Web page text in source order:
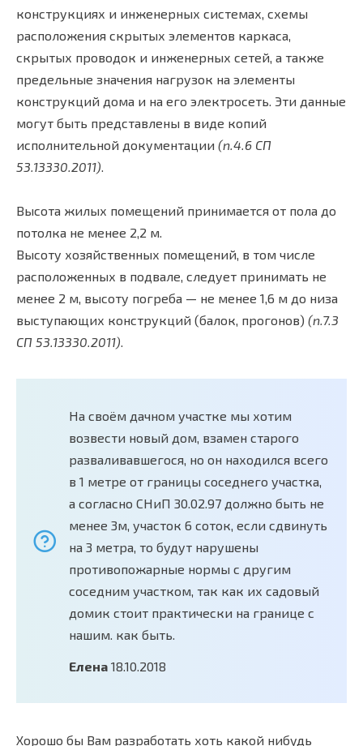
конструкциях и инженерных системах, схемы
расположения скрытых элементов каркаса,
скрытых проводок и инженерных сетей, а также
предельные значения нагрузок на элементы
конструкций дома и на его электросеть. Эти данные
могут быть представлены в виде копий
исполнительной документации (п.4.6 СП
53.13330.2011).
Высота жилых помещений принимается от пола до
потолка не менее 2,2 м.
Высоту хозяйственных помещений, в том числе
расположенных в подвале, следует принимать не
менее 2 м, высоту погреба — не менее 1,6 м до низа
выступающих конструкций (балок, прогонов) (п.7.3
СП 53.13330.2011).
На своём дачном участке мы хотим
возвести новый дом, взамен старого
разваливавшегося, но он находился всего
в 1 метре от границы соседнего участка,
а согласно СНиП 30.02.97 должно быть не
менее 3м, участок 6 соток, если сдвинуть
на 3 метра, то будут нарушены
противопожарные нормы с другим
соседним участком, так как их садовый
домик стоит практически на границе с
нашим. как быть.
Елена 18.10.2018
Хорошо бы Вам разработать хоть какой нибудь